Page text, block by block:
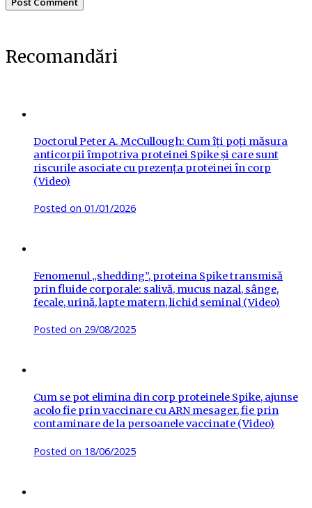
Recomandări
Doctorul Peter A. McCullough: Cum îți poți măsura
anticorpii împotriva proteinei Spike și care sunt
riscurile asociate cu prezența proteinei în corp
(Video)
Posted on 01/01/2026
Fenomenul „shedding”, proteina Spike transmisă
prin fluide corporale: salivă, mucus nazal, sânge,
fecale, urină, lapte matern, lichid seminal (Video)
Posted on 29/08/2025
Cum se pot elimina din corp proteinele Spike, ajunse
acolo fie prin vaccinare cu ARN mesager, fie prin
contaminare de la persoanele vaccinate (Video)
Posted on 18/06/2025